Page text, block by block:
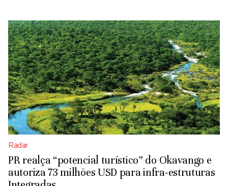
Radar
PR realça “potencial turístico” do Okavango e
autoriza 73 milhões USD para infra-estruturas